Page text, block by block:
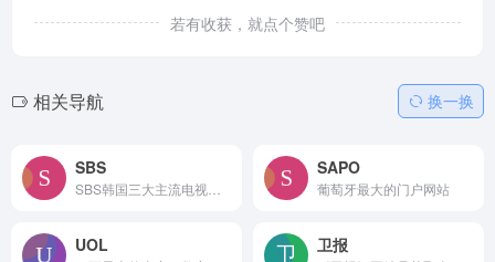
若有收获，就点个赞吧
相关导航 换一换
SBS SAPO
葡萄牙最大的门户网站
UOL 卫报